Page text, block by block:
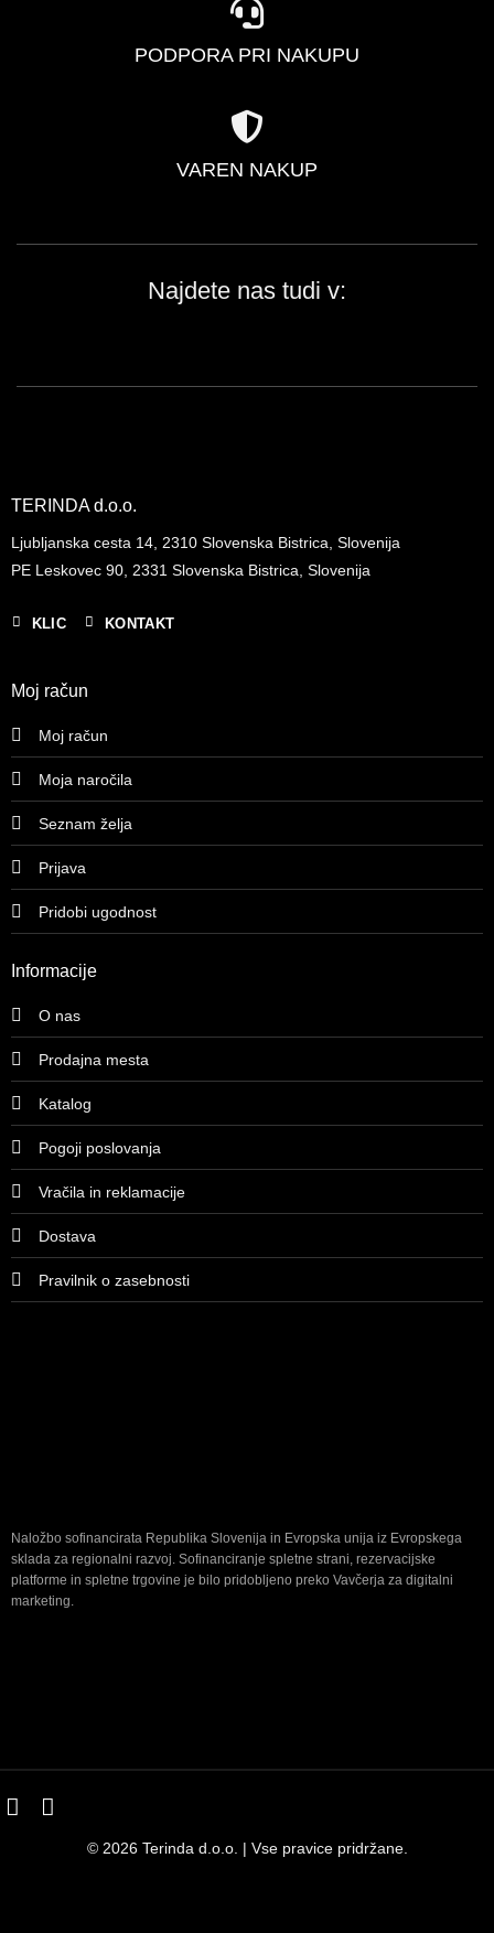
PODPORA PRI NAKUPU
VAREN NAKUP
Najdete nas tudi v:
TERINDA d.o.o.
Ljubljanska cesta 14, 2310 Slovenska Bistrica, Slovenija
PE Leskovec 90, 2331 Slovenska Bistrica, Slovenija
KLIC KONTAKT
Moj račun
Moj račun
Moja naročila
Seznam želja
Prijava
Pridobi ugodnost
Informacije
O nas
Prodajna mesta
Katalog
Pogoji poslovanja
Vračila in reklamacije
Dostava
Pravilnik o zasebnosti
Naložbo sofinancirata Republika Slovenija in Evropska unija iz Evropskega
sklada za regionalni razvoj. Sofinanciranje spletne strani, rezervacijske
platforme in spletne trgovine je bilo pridobljeno preko Vavčerja za digitalni
marketing.
© 2026 Terinda d.o.o. | Vse pravice pridržane.